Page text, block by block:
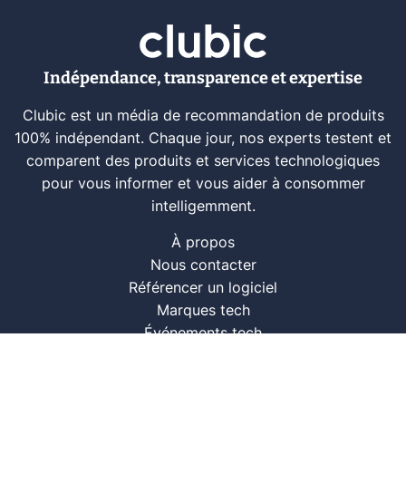
Indépendance, transparence et expertise
Clubic est un média de recommandation de produits
100% indépendant. Chaque jour, nos experts testent et
comparent des produits et services technologiques
pour vous informer et vous aider à consommer
intelligemment.
À propos
Nous contacter
Référencer un logiciel
Marques tech
Événements tech